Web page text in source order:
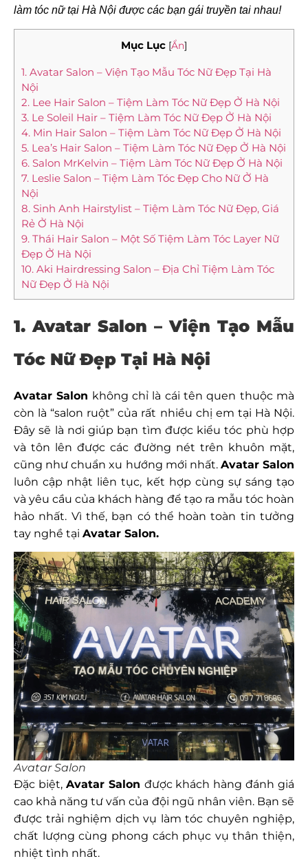
làm tóc nữ tại Hà Nội được các bạn gái truyền tai nhau!
Mục Lục [Ẩn]
1. Avatar Salon – Viện Tạo Mẫu Tóc Nữ Đẹp Tại Hà
Nội
2. Lee Hair Salon – Tiệm Làm Tóc Nữ Đẹp Ở Hà Nội
3. Le Soleil Hair – Tiệm Làm Tóc Nữ Đẹp Ở Hà Nội
4. Min Hair Salon – Tiệm Làm Tóc Nữ Đẹp Ở Hà Nội
5. Lea’s Hair Salon – Tiệm Làm Tóc Nữ Đẹp Ở Hà Nội
6. Salon MrKelvin – Tiệm Làm Tóc Nữ Đẹp Ở Hà Nội
7. Leslie Salon – Tiệm Làm Tóc Đẹp Cho Nữ Ở Hà
Nội
8. Sinh Anh Hairstylist – Tiệm Làm Tóc Nữ Đẹp, Giá
Rẻ Ở Hà Nội
9. Thái Hair Salon – Một Số Tiệm Làm Tóc Layer Nữ
Đẹp Ở Hà Nội
10. Aki Hairdressing Salon – Địa Chỉ Tiệm Làm Tóc
Nữ Đẹp Ở Hà Nội
1. Avatar Salon – Viện Tạo Mẫu
Tóc Nữ Đẹp Tại Hà Nội
Avatar Salon không chỉ là cái tên quen thuộc mà
còn là “salon ruột” của rất nhiều chị em tại Hà Nội.
Đây sẽ là nơi giúp bạn tìm được kiểu tóc phù hợp
và tôn lên được các đường nét trên khuôn mặt,
cũng như chuẩn xu hướng mới nhất. Avatar Salon
luôn cập nhật liên tục, kết hợp cùng sự sáng tạo
và yêu cầu của khách hàng để tạo ra mẫu tóc hoàn
hảo nhất. Vì thế, bạn có thể hoàn toàn tin tưởng
tay nghề tại Avatar Salon.
Avatar Salon
Đặc biệt, Avatar Salon được khách hàng đánh giá
cao khả năng tư vấn của đội ngũ nhân viên. Bạn sẽ
được trải nghiệm dịch vụ làm tóc chuyên nghiệp,
chất lượng cùng phong cách phục vụ thân thiện,
nhiệt tình nhất.